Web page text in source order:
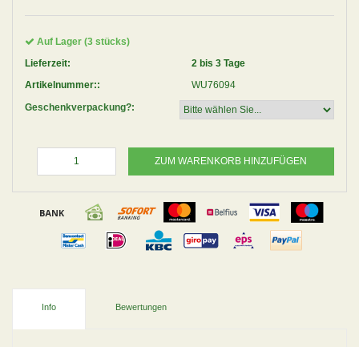
Auf Lager (3 stücks)
Lieferzeit:
2 bis 3 Tage
Artikelnummer::
WU76094
Geschenkverpackung?:
ZUM WARENKORB HINZUFÜGEN
Info Bewertungen